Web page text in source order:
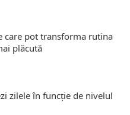
care pot transforma rutina
plăcută
zilele în funcție de nivelul